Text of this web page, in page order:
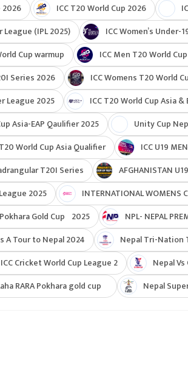
ICC T20 World Cup 2026
(IPL 2025)
ICC Women’s Under-
Cup warmup
ICC Men T20 World
Series 2026
ICC Womens T20 World
League 2025
ICC T20 World Cup Asia
Asia-EAP Qaulifier 2025
Unity Cup
World Cup Asia Qualifier
ICC U19
T20I Series
AFGHANISTAN
2025
INTERNATIONAL WOMENS
Pokhara Gold Cup 2025
NPL- NEPAL
A Tour to Nepal 2024
Nepal Tri-Nation
Cricket World Cup League 2
Nepal
RARA Pokhara gold cup
Nepal